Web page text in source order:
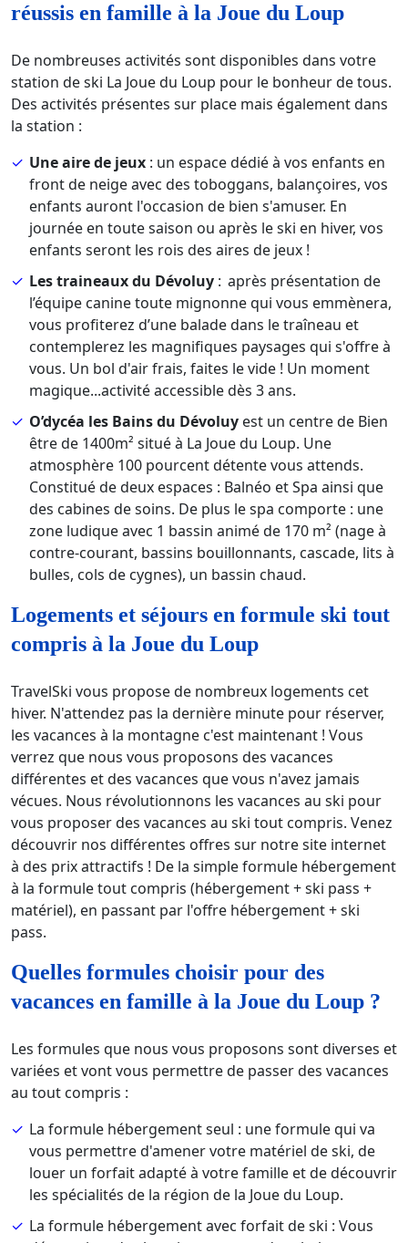
réussis en famille à la Joue du Loup
De nombreuses activités sont disponibles dans votre
station de ski La Joue du Loup pour le bonheur de tous.
Des activités présentes sur place mais également dans
la station :
Une aire de jeux : un espace dédié à vos enfants en
front de neige avec des toboggans, balançoires, vos
enfants auront l'occasion de bien s'amuser. En
journée en toute saison ou après le ski en hiver, vos
enfants seront les rois des aires de jeux !
Les traineaux du Dévoluy : après présentation de
l’équipe canine toute mignonne qui vous emmènera,
vous profiterez d’une balade dans le traîneau et
contemplerez les magnifiques paysages qui s'offre à
vous. Un bol d'air frais, faites le vide ! Un moment
magique...activité accessible dès 3 ans.
O’dycéa les Bains du Dévoluy est un centre de Bien
être de 1400m² situé à La Joue du Loup. Une
atmosphère 100 pourcent détente vous attends.
Constitué de deux espaces : Balnéo et Spa ainsi que
des cabines de soins. De plus le spa comporte : une
zone ludique avec 1 bassin animé de 170 m² (nage à
contre-courant, bassins bouillonnants, cascade, lits à
bulles, cols de cygnes), un bassin chaud.
Logements et séjours en formule ski tout
compris à la Joue du Loup
TravelSki vous propose de nombreux logements cet
hiver. N'attendez pas la dernière minute pour réserver,
les vacances à la montagne c'est maintenant ! Vous
verrez que nous vous proposons des vacances
différentes et des vacances que vous n'avez jamais
vécues. Nous révolutionnons les vacances au ski pour
vous proposer des vacances au ski tout compris. Venez
découvrir nos différentes offres sur notre site internet
à des prix attractifs ! De la simple formule hébergement
à la formule tout compris (hébergement + ski pass +
matériel), en passant par l'offre hébergement + ski
pass.
Quelles formules choisir pour des
vacances en famille à la Joue du Loup ?
Les formules que nous vous proposons sont diverses et
variées et vont vous permettre de passer des vacances
au tout compris :
La formule hébergement seul : une formule qui va
vous permettre d'amener votre matériel de ski, de
louer un forfait adapté à votre famille et de découvrir
les spécialités de la région de la Joue du Loup.
La formule hébergement avec forfait de ski : Vous